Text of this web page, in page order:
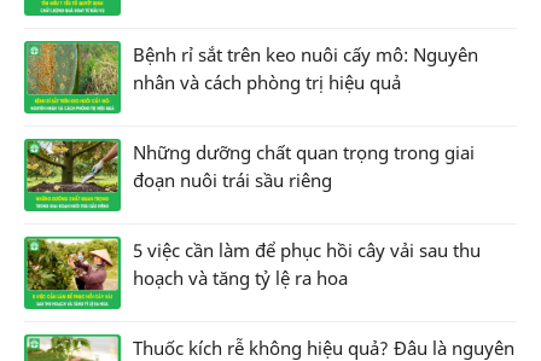
Bệnh rỉ sắt trên keo nuôi cấy mô: Nguyên
nhân và cách phòng trị hiệu quả
Những dưỡng chất quan trọng trong giai
đoạn nuôi trái sầu riêng
5 việc cần làm để phục hồi cây vải sau thu
hoạch và tăng tỷ lệ ra hoa
Thuốc kích rễ không hiệu quả? Đâu là nguyên